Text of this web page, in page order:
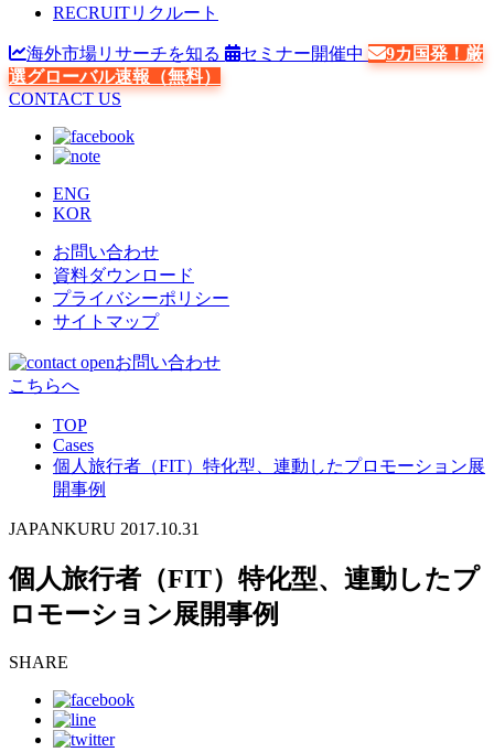
RECRUITリクルート
海外市場リサーチを知る セミナー開催中
9カ国発！厳
選グローバル速報（無料）
CONTACT US
ENG
KOR
お問い合わせ
資料ダウンロード
プライバシーポリシー
サイトマップ
お問い合わせ
こちらへ
TOP
Cases
個人旅行者（FIT）特化型、連動したプロモーション展
開事例
JAPANKURU 2017.10.31
個人旅行者（FIT）特化型、連動したプ
ロモーション展開事例
SHARE